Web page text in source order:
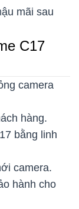
mãi sau
C17
camera
hàng.
bằng linh
camera.
hành cho